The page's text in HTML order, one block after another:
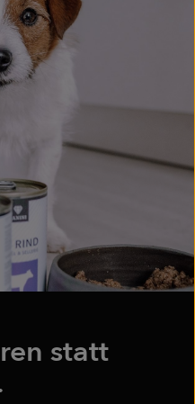
statt